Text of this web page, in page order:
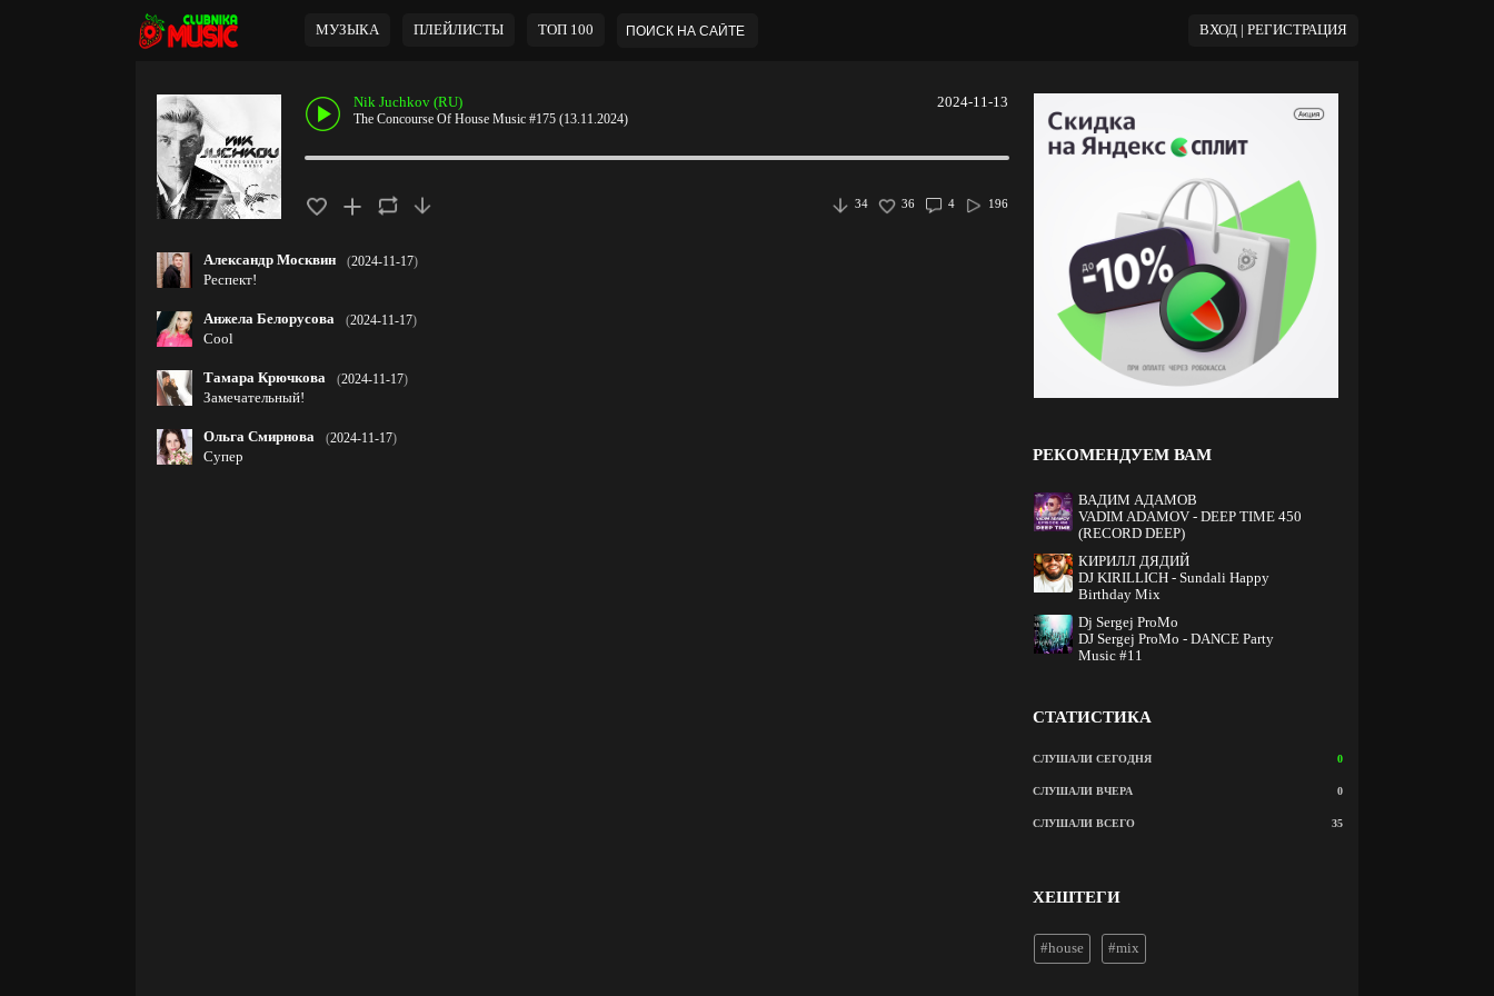
МУЗЫКА ПЛЕЙЛИСТЫ ТОП 100 ВХОД | РЕГИСТРАЦИЯ
2024-11-13
Nik Juchkov (RU)
The Concourse Of House Music #175 (13.11.2024)
196
4
36
34
Александр Москвин (2024-11-17)
Респект!
Анжела Белорусова (2024-11-17)
Cool
Тамара Крючкова (2024-11-17)
Замечательный!
Ольга Смирнова (2024-11-17)
Супер
РЕКОМЕНДУЕМ ВАМ
ВАДИМ АДАМОВ
VADIM ADAMOV - DEEP TIME 450
(RECORD DEEP)
КИРИЛЛ ДЯДИЙ
DJ KIRILLICH - Sundali Happy
Birthday Mix
Dj Sergej ProMo
DJ Sergej ProMo - DANCE Party
Music #11
СТАТИСТИКА
СЛУШАЛИ СЕГОДНЯ 0
СЛУШАЛИ ВЧЕРА 0
СЛУШАЛИ ВСЕГО 35
ХЕШТЕГИ
#house #mix